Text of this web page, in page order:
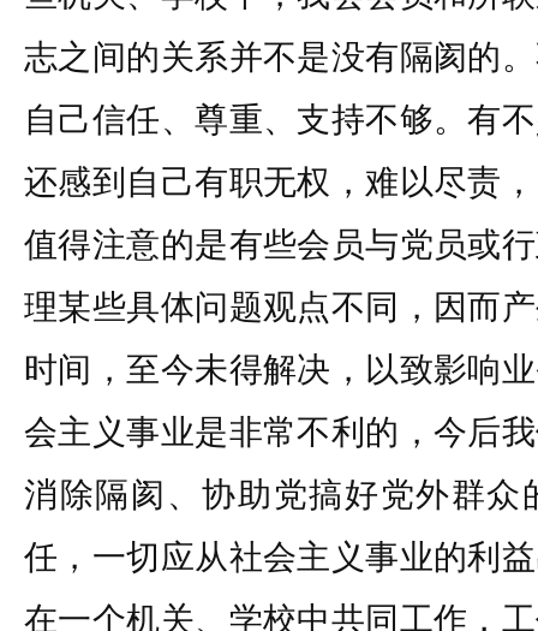
志之间的关系并不是没有隔阂的
自己信任、尊重、支持不够。有
还感到自己有职无权，难以尽责
值得注意的是有些会员与党员或
理某些具体问题观点不同，因而
时间，至今未得解决，以致影响
会主义事业是非常不利的，今后
消除隔阂、协助党搞好党外群众
任，一切应从社会主义事业的利
在一个机关、学校中共同工作，